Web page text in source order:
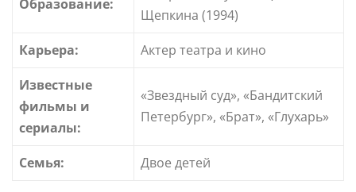
Образование:
Щепкина (1994)
Карьера:
Актер театра и кино
Известные
фильмы и
сериалы:
«Звездный суд», «Бандитский
Петербург», «Брат», «Глухарь»
Семья: Двое детей